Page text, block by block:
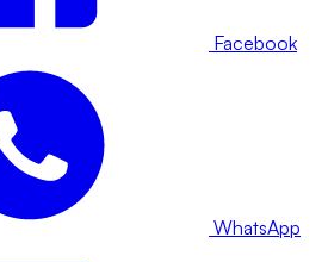
Facebook
WhatsApp